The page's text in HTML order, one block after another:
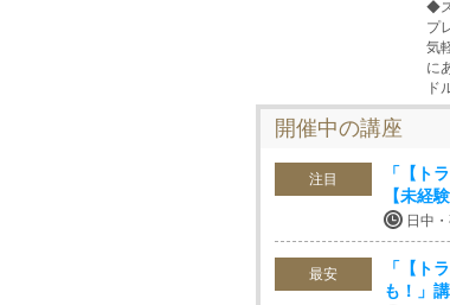
◆
プ
気
に
ド
開催中の講座
注目
「【ト
【未経
日中
最安
「【ト
も！」